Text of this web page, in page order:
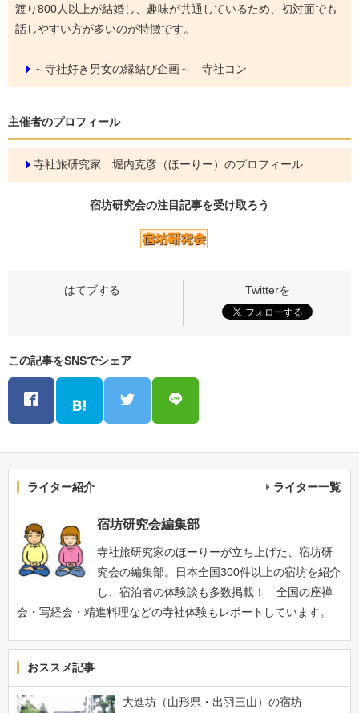
渡り800人以上が結婚し、趣味が共通しているため、初対面でも
話しやすい方が多いのが特徴です。
～寺社好き男女の縁結び企画～ 寺社コン
主催者のプロフィール
寺社旅研究家 堀内克彦（ほーりー）のプロフィール
宿坊研究会の注目記事を受け取ろう
この記事をSNSでシェア
ライター紹介 ライター一覧
宿坊研究会編集部
寺社旅研究家のほーりーが立ち上げた、宿坊研
究会の編集部。日本全国300件以上の宿坊を紹介
し、宿泊者の体験談も多数掲載！ 全国の座禅
会・写経会・精進料理などの寺社体験もレポートしています。
おススメ記事
大進坊（山形県・出羽三山）の宿坊